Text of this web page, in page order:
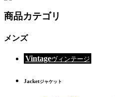
商品カテゴリ
メンズ
Vintageヴィンテージ
Jacketジャケット